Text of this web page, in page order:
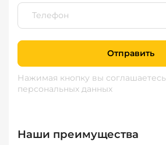
Отправить
Нажимая кнопку вы соглашаетесь
персональных данных
Наши преимущества